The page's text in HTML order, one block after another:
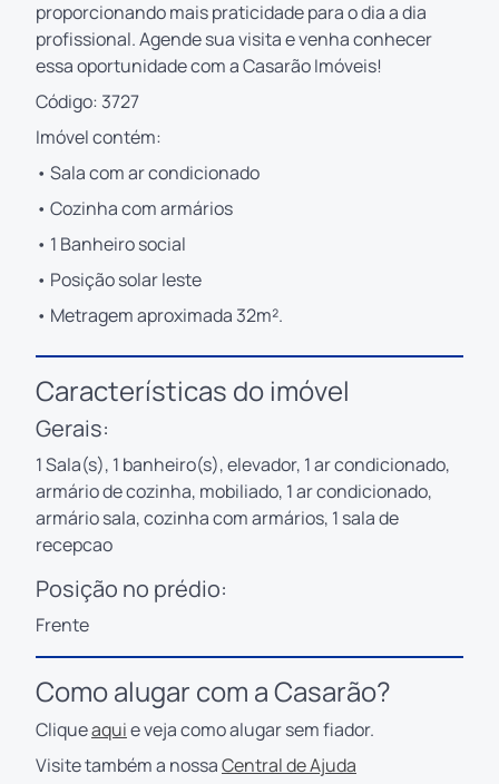
proporcionando mais praticidade para o dia a dia
profissional. Agende sua visita e venha conhecer
essa oportunidade com a Casarão Imóveis!
Código: 3727
Imóvel contém:
• Sala com ar condicionado
• Cozinha com armários
• 1 Banheiro social
• Posição solar leste
• Metragem aproximada 32m².
Características do imóvel
Gerais:
1 Sala(s), 1 banheiro(s), elevador, 1 ar condicionado,
armário de cozinha, mobiliado, 1 ar condicionado,
armário sala, cozinha com armários, 1 sala de
recepcao
Posição no prédio:
Frente
Como alugar com a Casarão?
Cliqueaquie veja como alugar sem fiador.
Visite também a nossaCentral de Ajuda